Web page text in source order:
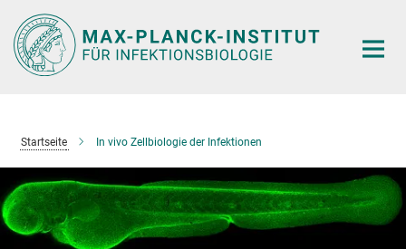
Hauptinhalt
Startseite In vivo Zellbiologie der Infektionen